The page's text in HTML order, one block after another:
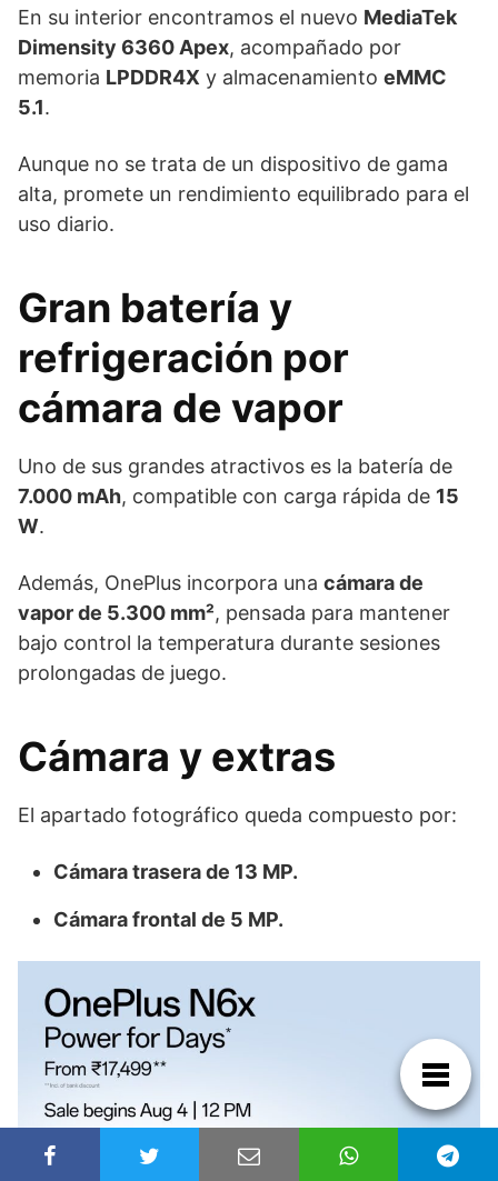
En su interior encontramos el nuevo MediaTek
Dimensity 6360 Apex, acompañado por
memoria LPDDR4X y almacenamiento eMMC
5.1.
Aunque no se trata de un dispositivo de gama
alta, promete un rendimiento equilibrado para el
uso diario.
Gran batería y
refrigeración por
cámara de vapor
Uno de sus grandes atractivos es la batería de
7.000 mAh, compatible con carga rápida de 15
W.
Además, OnePlus incorpora una cámara de
vapor de 5.300 mm², pensada para mantener
bajo control la temperatura durante sesiones
prolongadas de juego.
Cámara y extras
El apartado fotográfico queda compuesto por:
Cámara trasera de 13 MP.
Cámara frontal de 5 MP.